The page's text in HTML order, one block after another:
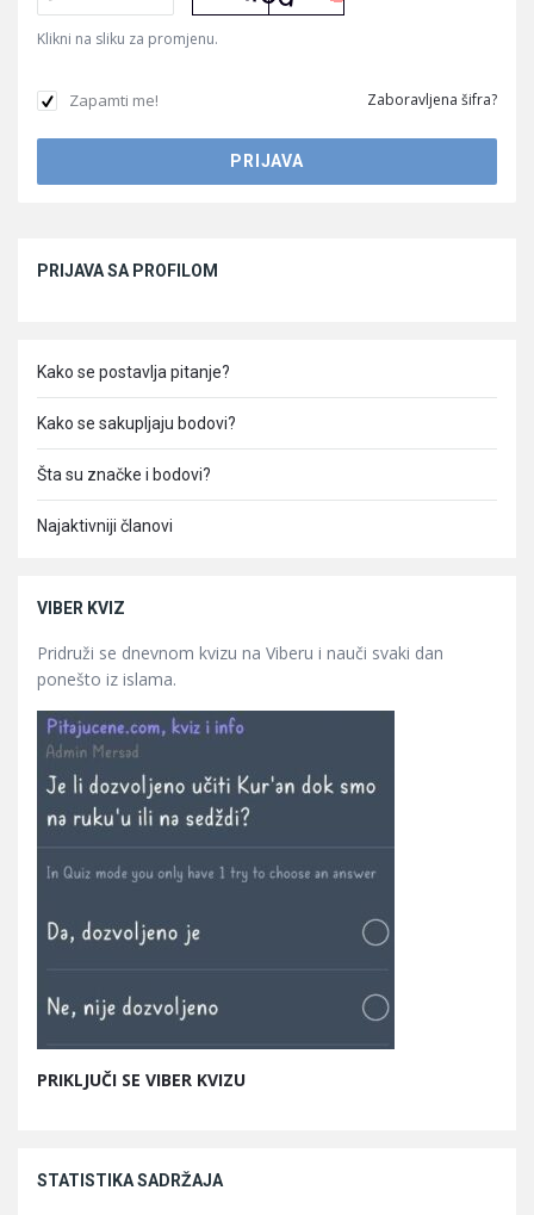
Klikni na sliku za promjenu.
Zapamti me! Zaboravljena šifra?
PRIJAVA SA PROFILOM
Kako se postavlja pitanje?
Kako se sakupljaju bodovi?
Šta su značke i bodovi?
Najaktivniji članovi
VIBER KVIZ
Pridruži se dnevnom kvizu na Viberu i nauči svaki dan
ponešto iz islama.
PRIKLJUČI SE VIBER KVIZU
STATISTIKA SADRŽAJA